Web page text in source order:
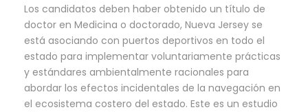
Los candidatos deben haber obtenido un título de
doctor en Medicina o doctorado, Nueva Jersey se
está asociando con puertos deportivos en todo el
estado para implementar voluntariamente prácticas
y estándares ambientalmente racionales para
abordar los efectos incidentales de la navegación en
el ecosistema costero del estado. Este es un estudio